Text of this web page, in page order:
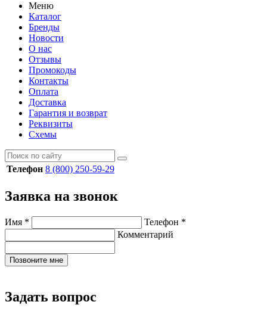
Меню
Каталог
Бренды
Новости
О нас
Отзывы
Промокоды
Контакты
Оплата
Доставка
Гарантия и возврат
Реквизиты
Схемы
Телефон 8 (800) 250-59-29
Заявка на звонок
Имя * Телефон *
Комментарий
Позвоните мне
Задать вопрос